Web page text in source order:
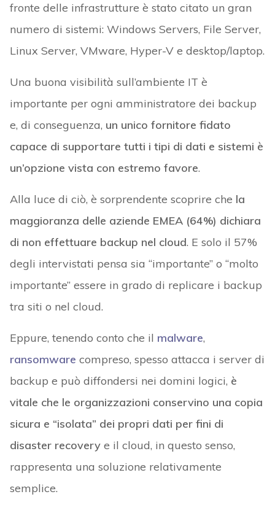
fronte delle infrastrutture è stato citato un gran
numero di sistemi: Windows Servers, File Server,
Linux Server, VMware, Hyper-V e desktop/laptop.
Una buona visibilità sull’ambiente IT è
importante per ogni amministratore dei backup
e, di conseguenza, un unico fornitore fidato
capace di supportare tutti i tipi di dati e sistemi è
un’opzione vista con estremo favore.
Alla luce di ciò, è sorprendente scoprire che la
maggioranza delle aziende EMEA (64%) dichiara
di non effettuare backup nel cloud. E solo il 57%
degli intervistati pensa sia “importante” o “molto
importante” essere in grado di replicare i backup
tra siti o nel cloud.
Eppure, tenendo conto che il malware,
ransomware compreso, spesso attacca i server di
backup e può diffondersi nei domini logici, è
vitale che le organizzazioni conservino una copia
sicura e “isolata” dei propri dati per fini di
disaster recoverye il cloud, in questo senso,
rappresenta una soluzione relativamente
semplice.